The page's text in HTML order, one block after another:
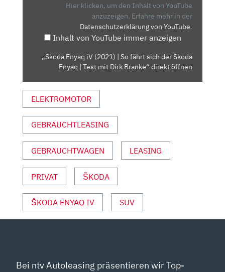
|
TEST
DIRK
BRANKE“
VON
YOUTUBE
ANZEIGEN
Hier klicken, um den Inhalt von YouTube
anzuzeigen. Erfahre mehr in der
Datenschutzerklärung von YouTube.
Inhalt von YouTube immer anzeigen
„Skoda Enyaq iV (2021) | So fährt sich der Skoda
Enyaq | Test mit Dirk Branke“ direkt öffnen
ELEKTROMOTOR
GEBRAUCHTLEASING
GEBRAUCHTWAGEN LEASING
PRIVAT ŠKODA
ŠKODA ENYAQ IV SUV
Bei ntv Autoleasing präsentieren wir Top-